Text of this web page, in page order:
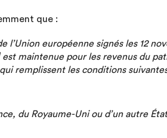
que :
l’Union européenne signés les 12
maintenue pour les revenus du
remplissent les conditions
du Royaume-Uni ou d’un autre